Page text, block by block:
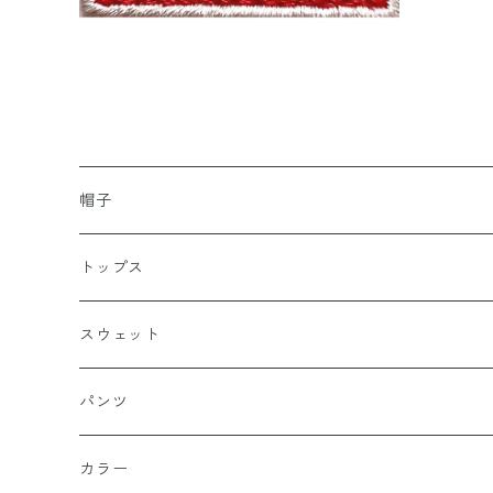
帽子
キャップ
スナップバック
フィッテド（サイズ調整無）
ドゥラグ
スカルキャップ
ハンチング
トップス
Ｔシャツ
半袖
長袖
シャツ（半袖）
シャツ（長袖）
スウェット
トレーナー
パーカー
パンツ
ハーフ
カラー